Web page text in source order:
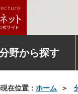
野から探す
在位置： ホーム